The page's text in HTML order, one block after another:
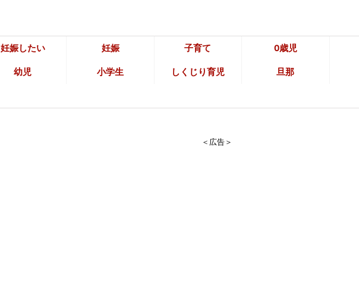
妊娠したい 妊娠 子育て 0歳児
幼児 小学生 しくじり育児 旦那
＜広告＞